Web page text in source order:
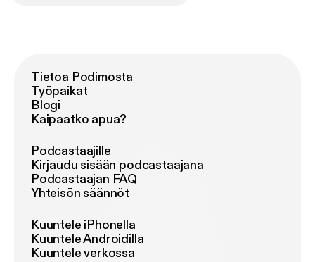
Tietoa Podimosta
Työpaikat
Blogi
Kaipaatko apua?
Podcastaajille
Kirjaudu sisään podcastaajana
Podcastaajan FAQ
Yhteisön säännöt
Kuuntele iPhonella
Kuuntele Androidilla
Kuuntele verkossa